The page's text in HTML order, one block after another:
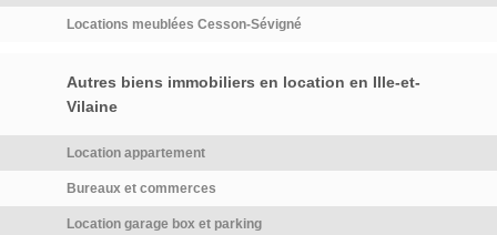
Locations meublées Cesson-Sévigné
Autres biens immobiliers en location en Ille-et-
Vilaine
Location appartement
Bureaux et commerces
Location garage box et parking